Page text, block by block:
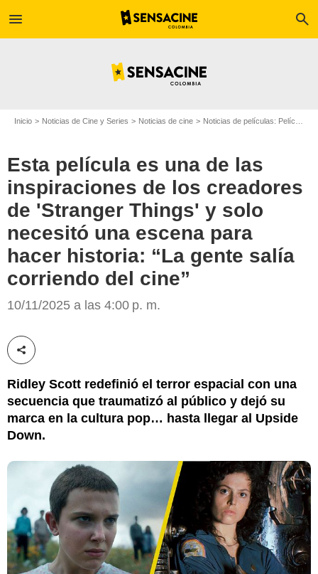
menu search
Inicio Noticias de Cine y Series Noticias de cine Noticias de películas: Película - ¿Sabías que...?
Esta película es una de las
inspiraciones de los creadores
de 'Stranger Things' y solo
necesitó una escena para
hacer historia: “La gente salía
corriendo del cine”
10/11/2025 a las 4:00 p. m.
Compartir esta noticia
Ridley Scott redefinió el terror espacial con una
secuencia que traumatizó al público y dejó su
marca en la cultura pop… hasta llegar al Upside
Down.